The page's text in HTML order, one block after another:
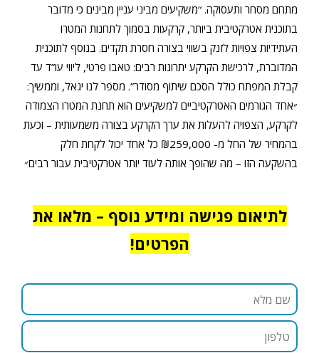
מתחם מסחר ותעסוקה. “משקיעים מביני עניין מבינים כי מדובר
בתוכנית אטרקטיבית ביותר, קרקעות בסמוך לתחנות המטרו
העתידיות צפויות לזנק בשווי בצורה חסרת תקדים. בנוסף לתוכנית
המדוברת, לרכישת הקרקע יתרונות רבים: טאבו פרטי, ליווי עו”ד עד
קבלת המפתח כולל הסכם שיתוף מסודר”. מספר לנו יגאל, וממשיך:
״אחד הגורמים האטרקטיביים למשקיעים הוא תחנת המטרו הצמודה
לקרקע, הצפויה להעלות את ערך הקרקע בצורה משמעותית – וכעת
בהמחיר של החל מ- ₪259,000 כל אחד יכול לקחת חלק
בהשקעה הזו – מה שהופך אותה לעוד יותר אטרקטיבית עבור רבים״
לתיאום פגישה ומידע נוסף – מלאו את
הפרטים!